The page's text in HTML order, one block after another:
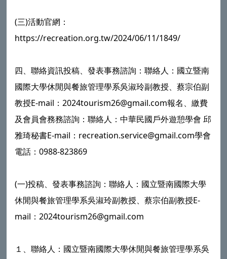
(三)活動官網：
https://recreation.org.tw/2024/06/11/1849/
四、聯絡資訊投稿、發表事務諮詢：聯絡人：國立暨南
國際大學休閒與餐旅管理學系吳淑玲副教授、蔡宗伯副
教授E-mail：2024tourism26@gmail.com報名、繳費
及會員會務務諮詢：聯絡人：中華民國戶外遊憩學會 邱
雅琦秘書E-mail：recreation.service@gmail.com學會
電話：0988-823869
(一)投稿、發表事務諮詢：聯絡人：國立暨南國際大學
休閒與餐旅管理學系吳淑玲副教授、蔡宗伯副教授E-
mail：2024tourism26@gmail.com
１、聯絡人：國立暨南國際大學休閒與餐旅管理學系吳